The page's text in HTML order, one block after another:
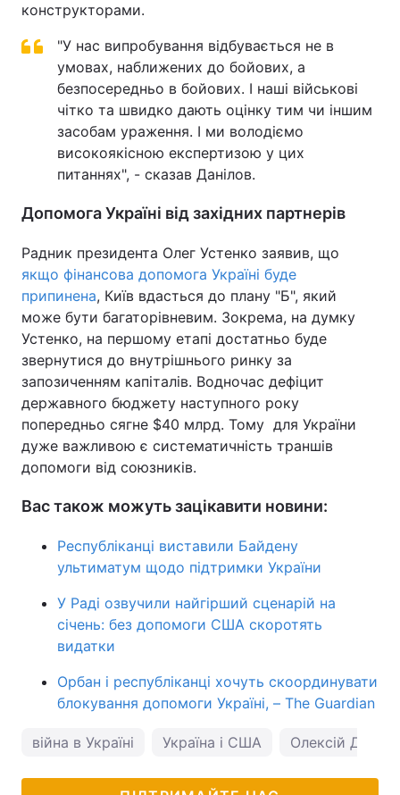
конструкторами.
"У нас випробування відбувається не в
умовах, наближених до бойових, а
безпосередньо в бойових. І наші військові
чітко та швидко дають оцінку тим чи іншим
засобам ураження. І ми володіємо
високоякісною експертизою у цих
питаннях", - сказав Данілов.
Допомога Україні від західних партнерів
Радник президента Олег Устенко заявив, що
якщо фінансова допомога Україні буде
припинена, Київ вдасться до плану "Б", який
може бути багаторівневим. Зокрема, на думку
Устенко, на першому етапі достатньо буде
звернутися до внутрішнього ринку за
запозиченням капіталів. Водночас дефіцит
державного бюджету наступного року
попередньо сягне $40 млрд. Тому для України
дуже важливою є систематичність траншів
допомоги від союзників.
Вас також можуть зацікавити новини:
Республіканці виставили Байдену
ультиматум щодо підтримки України
У Раді озвучили найгірший сценарій на
січень: без допомоги США скоротять
видатки
Орбан і республіканці хочуть скоординувати
блокування допомоги Україні, – The Guardian
війна в Україні Україна і США Олексій